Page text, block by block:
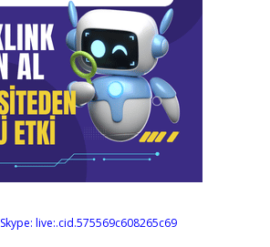
Skype: live:.cid.575569c608265c69